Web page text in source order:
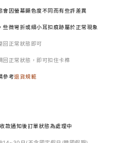
因螢幕顯色度不同而有些許差異
微彎折或細小耳扣痕跡屬於正常現象
回正常狀態即可
回正常狀態，即可扣住卡榫
參考退貨規範
款通知後訂單狀態為處理中